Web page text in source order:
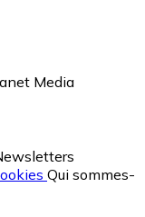
Media
Qui sommes-